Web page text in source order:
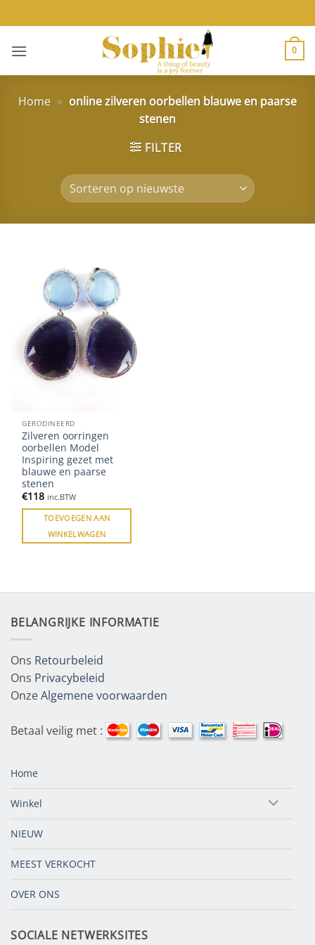
naar
inhoud
0
Home » online zilveren oorbellen blauwe en paarse
stenen
FILTER
GERODINEERD
Zilveren oorringen
oorbellen Model
Inspiring gezet met
blauwe en paarse
stenen
€118 inc.BTW
TOEVOEGEN AAN
WINKELWAGEN
BELANGRIJKE INFORMATIE
Ons Retourbeleid
Ons Privacybeleid
OnzeAlgemene voorwaarden
Betaal veilig met :
Home
Winkel
NIEUW
MEEST VERKOCHT
OVER ONS
SOCIALE NETWERKSITES